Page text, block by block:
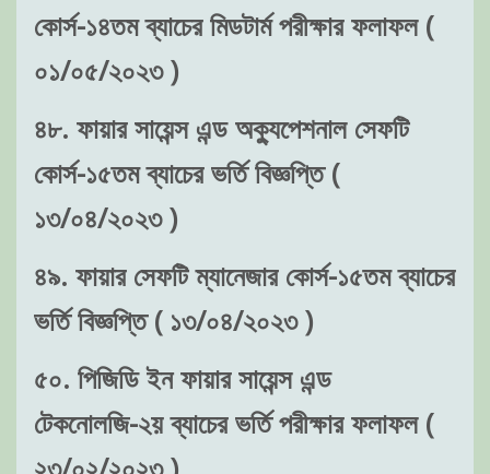
কোর্স-১৪তম ব্যাচের মিডটার্ম পরীক্ষার ফলাফল (
০১/০৫/২০২৩ )
৪৮. ফায়ার সায়েন্স এন্ড অক্যুপেশনাল সেফটি
কোর্স-১৫তম ব্যাচের ভর্তি বিজ্ঞপ্তি (
১৩/০৪/২০২৩ )
৪৯. ফায়ার সেফটি ম্যানেজার কোর্স-১৫তম ব্যাচের
ভর্তি বিজ্ঞপ্তি ( ১৩/০৪/২০২৩ )
৫০. পিজিডি ইন ফায়ার সায়েন্স এন্ড
টেকনোলজি-২য় ব্যাচের ভর্তি পরীক্ষার ফলাফল (